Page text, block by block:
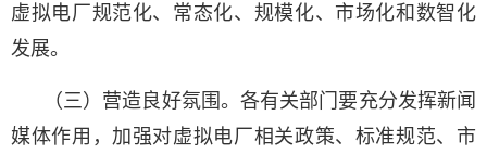
虚拟电厂规范化、常态化、规模化、市场化和数智化
发展。
（三）营造良好氛围。各有关部门要充分发挥新闻
媒体作用，加强对虚拟电厂相关政策、标准规范、市